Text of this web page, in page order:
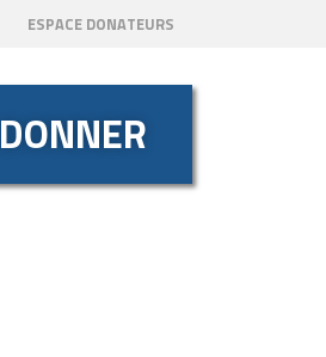
ESPACE DONATEURS
DONNER